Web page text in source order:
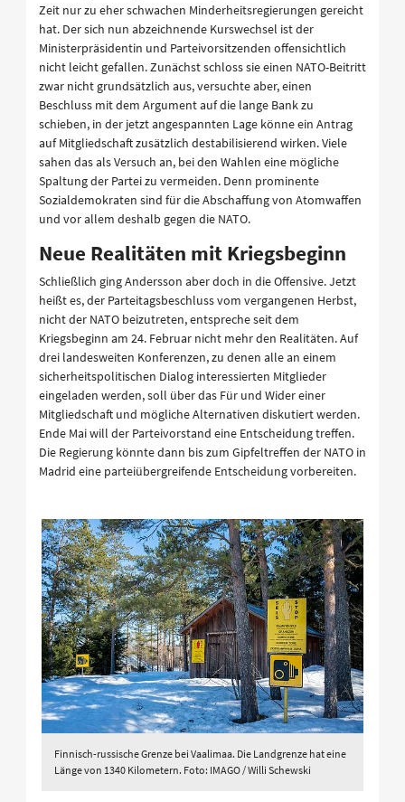
Zeit nur zu eher schwachen Minderheitsregierungen gereicht
hat. Der sich nun abzeichnende Kurswechsel ist der
Ministerpräsidentin und Parteivorsitzenden offensichtlich
nicht leicht gefallen. Zunächst schloss sie einen NATO-Beitritt
zwar nicht grundsätzlich aus, versuchte aber, einen
Beschluss mit dem Argument auf die lange Bank zu
schieben, in der jetzt angespannten Lage könne ein Antrag
auf Mitgliedschaft zusätzlich destabilisierend wirken. Viele
sahen das als Versuch an, bei den Wahlen eine mögliche
Spaltung der Partei zu vermeiden. Denn prominente
Sozialdemokraten sind für die Abschaffung von Atomwaffen
und vor allem deshalb gegen die NATO.
Neue Realitäten mit Kriegsbeginn
Schließlich ging Andersson aber doch in die Offensive. Jetzt
heißt es, der Parteitagsbeschluss vom vergangenen Herbst,
nicht der NATO beizutreten, entspreche seit dem
Kriegsbeginn am 24. Februar nicht mehr den Realitäten. Auf
drei landesweiten Konferenzen, zu denen alle an einem
sicherheitspolitischen Dialog interessierten Mitglieder
eingeladen werden, soll über das Für und Wider einer
Mitgliedschaft und mögliche Alternativen diskutiert werden.
Ende Mai will der Parteivorstand eine Entscheidung treffen.
Die Regierung könnte dann bis zum Gipfeltreffen der NATO in
Madrid eine parteiübergreifende Entscheidung vorbereiten.
Finnisch-russische Grenze bei Vaalimaa. Die Landgrenze hat eine
Länge von 1340 Kilometern. Foto: IMAGO / Willi Schewski